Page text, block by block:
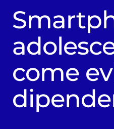
come